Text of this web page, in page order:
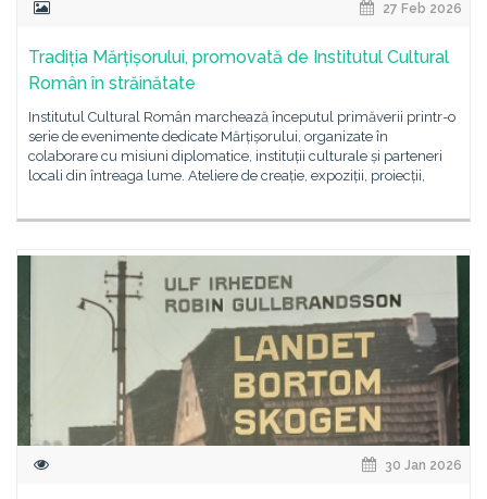
27 Feb 2026
Tradiția Mărțișorului, promovată de Institutul Cultural
Român în străinătate
Institutul Cultural Român marchează începutul primăverii printr-o
serie de evenimente dedicate Mărțișorului, organizate în
colaborare cu misiuni diplomatice, instituții culturale și parteneri
locali din întreaga lume. Ateliere de creație, expoziții, proiecții,
30 Jan 2026